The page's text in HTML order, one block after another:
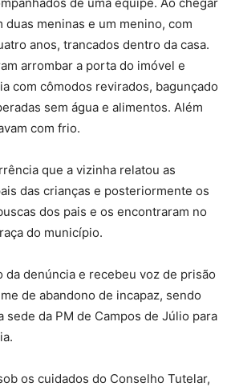
duas meninas e um menino, com
anos, trancados dentro da casa.
arrombar a porta do imóvel e
com cômodos revirados, bagunçado
sem água e alimentos. Além
com frio.
que a vizinha relatou as
das crianças e posteriormente os
dos pais e os encontraram no
do município.
da denúncia e recebeu voz de prisão
de abandono de incapaz, sendo
sede da PM de Campos de Júlio para
os cuidados do Conselho Tutelar,